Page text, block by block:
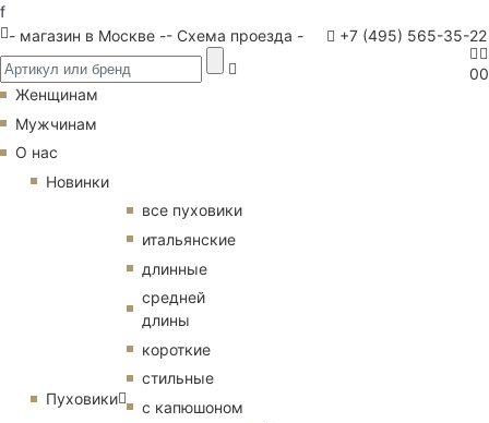
f
- магазин в Москве -- Схема проезда - +7 (495) 565-35-22
00
Женщинам
Мужчинам
О нас
Новинки
Пуховики
все пуховики
итальянские
длинные
средней
длины
короткие
стильные
с капюшоном